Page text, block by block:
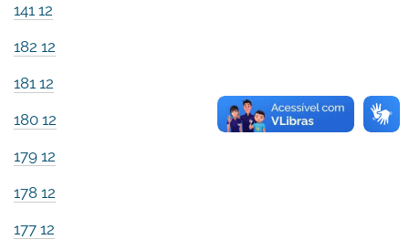
141 12
182 12
181 12
180 12
179 12
178 12
177 12